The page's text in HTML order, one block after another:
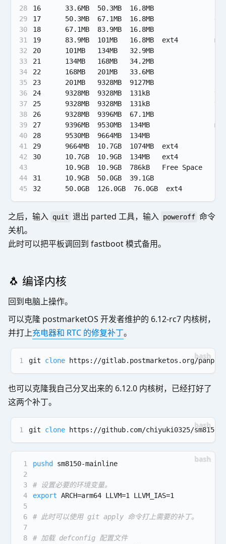
28
29
30
31
32
33
34
35
36
37
38
39
40
41
42
43
44
45
16      33.6MB  50.3MB  16.8MB
17      50.3MB  67.1MB  16.8MB
18      67.1MB  83.9MB  16.8MB
19      83.9MB  101MB   16.8MB  ext4
20      101MB   134MB   32.9MB
21      134MB   168MB   34.2MB
22      168MB   201MB   33.6MB
23      201MB   9328MB  9127MB
24      9328MB  9328MB  131kB
25      9328MB  9328MB  131kB
26      9328MB  9396MB  67.1MB
27      9396MB  9530MB  134MB
28      9530MB  9664MB  134MB
29      9664MB  10.7GB  1074MB  ext4
30      10.7GB  10.9GB  134MB   ext4
        10.9GB  10.9GB  786kB   Free Space
31      10.9GB  50.0GB  39.1GB
32      50.0GB  126.0GB  76.0GB  ext4
之后，输入 quit 退出 parted 工具，输入 poweroff 命令
关机。
此时可以把平板调回到 fastboot 模式备用。
🐧 编译内核
回到电脑上操作。
可以克隆 postmarketOS 开发者维护的 6.12-rc7 内核树，
并打上充电器和 RTC 的修复补丁。
1 git clone https://gitlab.postmarketos.org/
也可以克隆我自己分叉出来的 6.12.0 内核树，已经打好了
这两个补丁。
1 git clone https://github.com/chiyuki0325/
1
2
3
4
5
6
7
8
pushd sm8150-mainline
# 设置必要的环境变量。
export ARCH=arm64 LLVM=1 LLVM_IAS=1
# 此时可以使用 git apply 命令打上需要的补丁。
# 加载 defconfig 配置文件